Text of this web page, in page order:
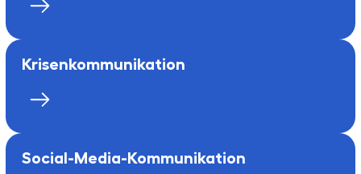
Krisen­kommunikation
Social-Media-Kommunikation